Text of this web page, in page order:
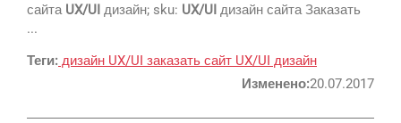
сайта UX/UI дизайн; sku: UX/UI дизайн сайта Заказать
...
Теги: дизайн UX/UI заказать сайт UX/UI дизайн
Изменено:20.07.2017
Разработка сайтов
Цифра и офсет
Телевидение
Аудио и звукозапись